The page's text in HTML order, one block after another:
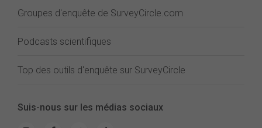
Groupes d'enquête de SurveyCircle.com
Podcasts scientifiques
Top des outils d'enquête sur SurveyCircle
Suis-nous sur les médias sociaux